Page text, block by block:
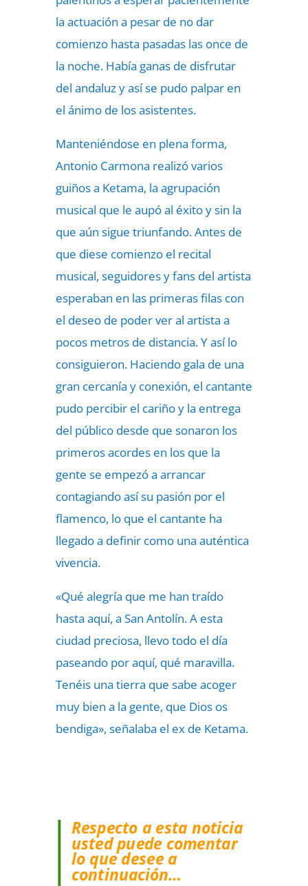
la actuación a pesar de no dar
comienzo hasta pasadas las once de
la noche. Había ganas de disfrutar
del andaluz y así se pudo palpar en
el ánimo de los asistentes.
Manteniéndose en plena forma,
Antonio Carmona realizó varios
guiños a Ketama, la agrupación
musical que le aupó al éxito y sin la
que aún sigue triunfando. Antes de
que diese comienzo el recital
musical, seguidores y fans del artista
esperaban en las primeras filas con
el deseo de poder ver al artista a
pocos metros de distancia. Y así lo
consiguieron. Haciendo gala de una
gran cercanía y conexión, el cantante
pudo percibir el cariño y la entrega
del público desde que sonaron los
primeros acordes en los que la
gente se empezó a arrancar
contagiando así su pasión por el
flamenco, lo que el cantante ha
llegado a definir como una auténtica
vivencia.
«Qué alegría que me han traído
hasta aquí, a San Antolín. A esta
ciudad preciosa, llevo todo el día
paseando por aquí, qué maravilla.
Tenéis una tierra que sabe acoger
muy bien a la gente, que Dios os
bendiga», señalaba el ex de Ketama.
Respecto a esta noticia
usted puede comentar
lo que desee a
continuación…